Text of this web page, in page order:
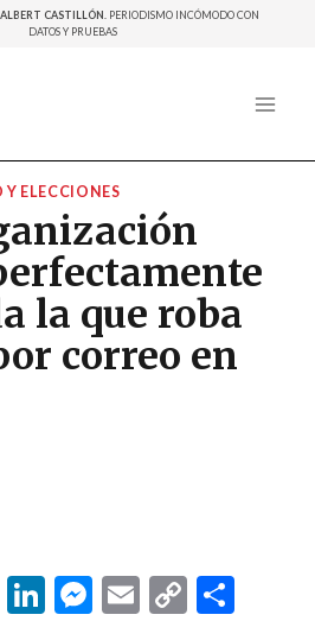
CASTILLÓN. PERIODISMO INCÓMODO CON
DATOS Y PRUEBAS
ELECCIONES
la que roba
correo en
F
Li M E
C